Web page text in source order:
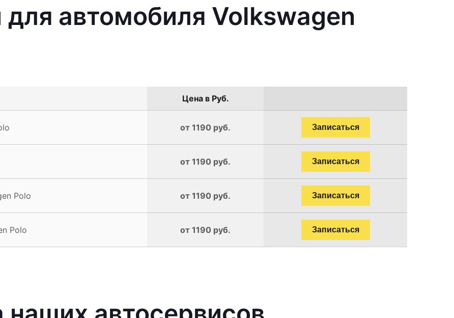
автомобиля Volkswagen
Цена в Руб.
от 1190 руб. Записаться
от 1190 руб. Записаться
Polo от 1190 руб. Записаться
Polo от 1190 руб. Записаться